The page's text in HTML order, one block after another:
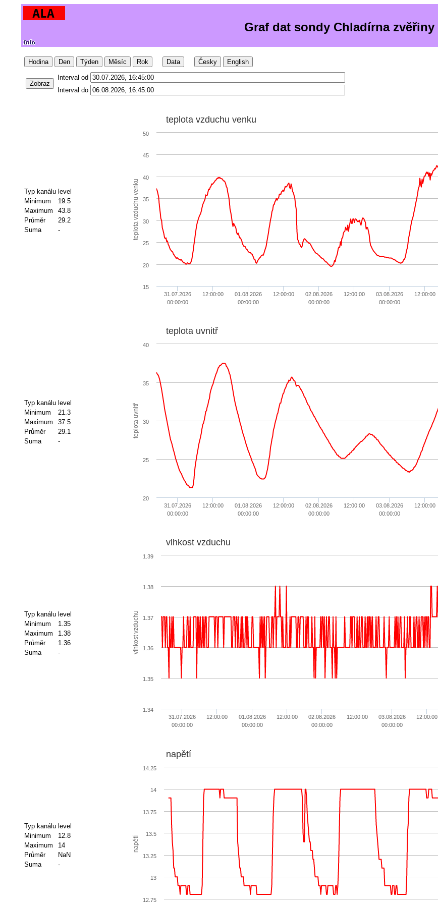
Graf dat sondy Chladírna zvěřiny
Hodina Den Týden Měsíc Rok Data Česky English
Zobraz
Interval od
Interval do
Typ kanálu level
Minimum
19.5
Maximum
43.8
Průměr
29.2
Suma
- teplota vzduchu venku
teplota vzduchu venku
31.07.2026
00:00:00
12:00:00
01.08.2026
00:00:00
12:00:00
02.08.2026
00:00:00
12:00:00
03.08.2026
00:00:00
12:00:00
15
20
25
30
35
40
45
50
Typ kanálu level
Minimum
21.3
Maximum
37.5
Průměr
29.1
Suma
-
teplota uvnitř
teplota uvnitř
31.07.2026
00:00:00
12:00:00
01.08.2026
00:00:00
12:00:00
02.08.2026
00:00:00
12:00:00
03.08.2026
00:00:00
12:00:00
20
25
30
35
40
Typ kanálu level
Minimum
1.35
Maximum
1.38
Průměr
1.36
Suma
- vlhkost vzduchu
vlhkost vzduchu
31.07.2026
00:00:00
12:00:00
01.08.2026
00:00:00
12:00:00
02.08.2026
00:00:00
12:00:00
03.08.2026
00:00:00
12:00:00
1.35
1.36
1.37
1.38
1.34
1.39
Typ kanálu level
Minimum
12.8
Maximum
14
Průměr
NaN
Suma
-
napětí
napětí
12.75
13
13.25
13.5
13.75
14
14.25